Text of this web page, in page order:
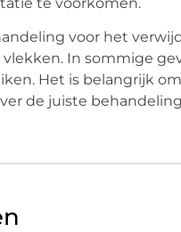
voor het
In sommige
Het is belangrijk
de juiste